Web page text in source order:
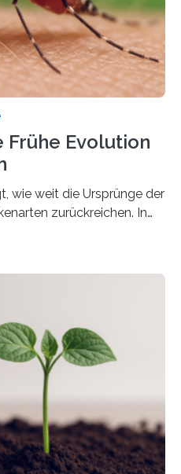
Was auffällig ist: Die
Frühe Evolution
wie weit die Ursprünge der
zurückreichen. In
bekannte Stechmücken-
hat sich in
Es konnte als neue
werden und trägt
primaevus. Dieser erste
in Bernstein
Fossilfund einer
dar, denn…